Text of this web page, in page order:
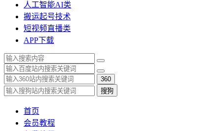
人工智能AI类
搬运起号技术
短视频直播类
APP下载
360
搜狗
首页
会员教程